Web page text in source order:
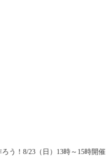
う！8/23（日）13時～15時開催